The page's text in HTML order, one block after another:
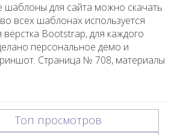
шаблоны для сайта можно скачать
всех шаблонах используется
вёрстка Bootstrap, для каждого
персональное демо и
Страница № 708, материалы
Топ просмотров